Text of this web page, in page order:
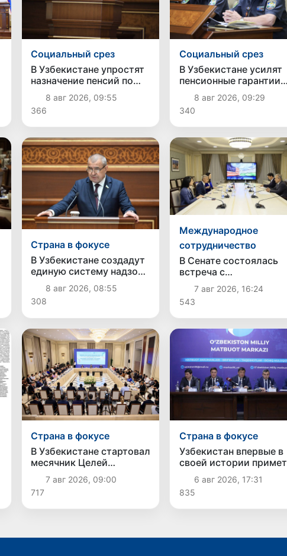
Социальный срез
В Узбекистане упростят
назначение пенсий по
инвалидности
8 авг 2026, 09:55
366
Социальный срез
В Узбекистане усилят
пенсионные гарантии
для военнослужащих и
членов их семей
8 авг 2026, 09:29
340
Страна в фокусе
В Узбекистане создадут
единую систему надзора
за безопасностью
непродовольственных
товаров
8 авг 2026, 08:55
308
Международное
сотрудничество
В Сенате состоялась
встреча с
представителем
Госдепартамента США
7 авг 2026, 16:24
543
Страна в фокусе
В Узбекистане стартовал
месячник Целей
устойчивого развития
7 авг 2026, 09:00
717
Страна в фокусе
Узбекистан впервые в
своей истории примет
престижную
Международную
олимпиаду по
информатике IOI 2026
6 авг 2026, 17:31
835